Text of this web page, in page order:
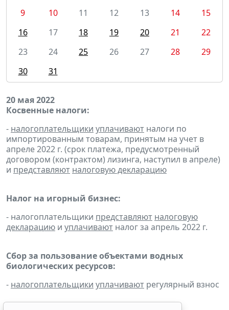
9
10 11 12 13 14
15
16
17 18 19 20 21
22
23
24 25 26 27 28
29
30
31
20 мая 2022
Косвенные налоги:
- налогоплательщики уплачивают налоги по
импортированным товарам, принятым на учет в
апреле 2022 г. (срок платежа, предусмотренный
договором (контрактом) лизинга, наступил в апреле)
и представляют налоговую декларацию
Налог на игорный бизнес:
- налогоплательщики представляют налоговую
декларацию и уплачивают налог за апрель 2022 г.
Сбор за пользование объектами водных
биологических ресурсов:
- налогоплательщики уплачивают регулярный взнос